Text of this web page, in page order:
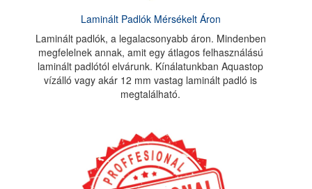
Laminált Padlók Mérsékelt Áron
Laminált padlók, a legalacsonyabb áron. Mindenben
megfelelnek annak, amit egy átlagos felhasználású
laminált padlótól elvárunk. Kínálatunkban Aquastop
vízálló vagy akár 12 mm vastag laminált padló is
megtalálható.